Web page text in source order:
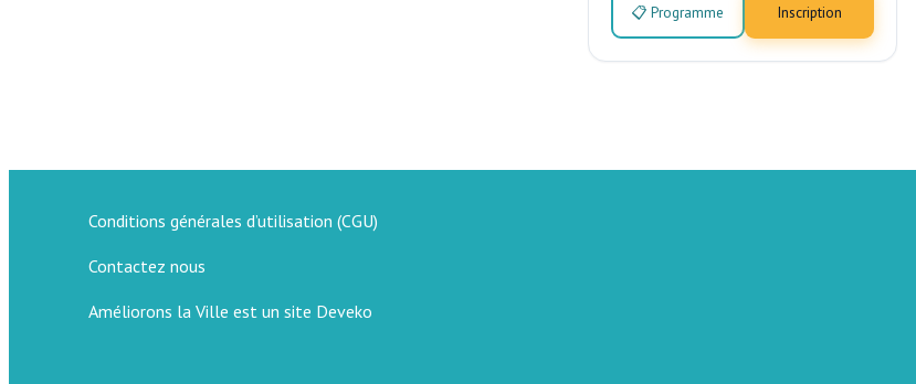
📋 Programme Inscription
Conditions générales d’utilisation (CGU)
Contactez nous
Améliorons la Ville est un site Deveko